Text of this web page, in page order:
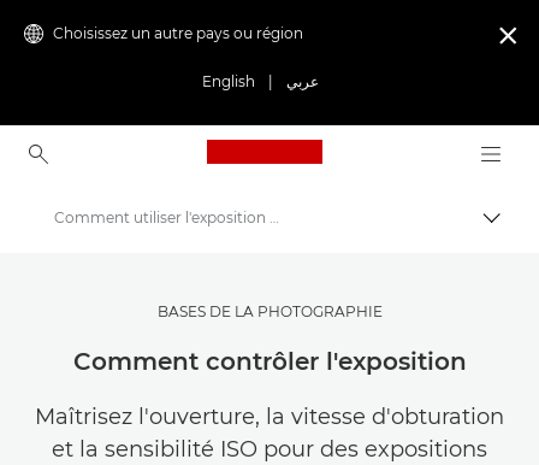
Choisissez un autre pays ou région
English عربي

Canon Logo, back to
Trouvez l'inspiration | Conseils de photographie et d'impression et guides de l'acheteur
Conseils et techniques de photographie et d'impression
Comment utiliser l'exposition dans votre photographie
BASES DE LA PHOTOGRAPHIE
Comment contrôler l'exposition
Maîtrisez l'ouverture, la vitesse d'obturation
et la sensibilité ISO pour des expositions